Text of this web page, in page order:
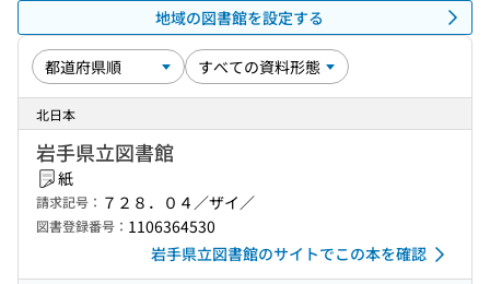
地域の図書館を設定する
北日本
岩手県立図書館
紙
請求記号： ７２８．０４／ザイ／
図書登録番号： 1106364530
岩手県立図書館のサイトでこの本を確認